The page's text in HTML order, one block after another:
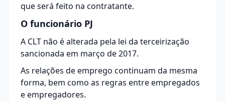
que será feito na contratante.
O funcionário PJ
A CLT não é alterada pela lei da terceirização
sancionada em março de 2017.
As relações de emprego continuam da mesma
forma, bem como as regras entre empregados
e empregadores.